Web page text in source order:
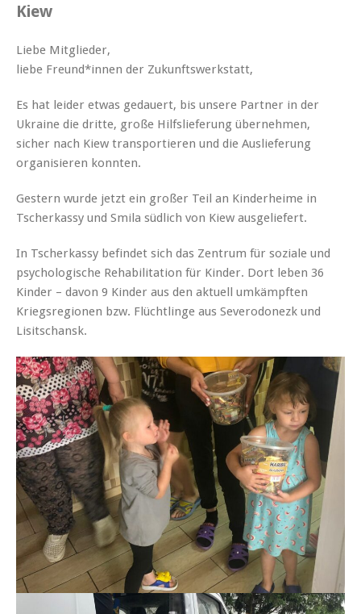
Kiew
Liebe Mitglieder,
liebe Freund*innen der Zukunftswerkstatt,
Es hat leider etwas gedauert, bis unsere Partner in der
Ukraine die dritte, große Hilfslieferung übernehmen,
sicher nach Kiew transportieren und die Auslieferung
organisieren konnten.
Gestern wurde jetzt ein großer Teil an Kinderheime in
Tscherkassy und Smila südlich von Kiew ausgeliefert.
In Tscherkassy befindet sich das Zentrum für soziale und
psychologische Rehabilitation für Kinder. Dort leben 36
Kinder – davon 9 Kinder aus den aktuell umkämpften
Kriegsregionen bzw. Flüchtlinge aus Severodonezk und
Lisitschansk.